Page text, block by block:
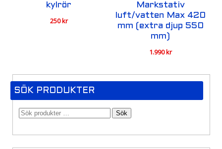
kylrör
250kr
Markstativ
luft/vatten Max 420
mm (extra djup 550
mm)
1.990kr
SÖK PRODUKTER
Sök